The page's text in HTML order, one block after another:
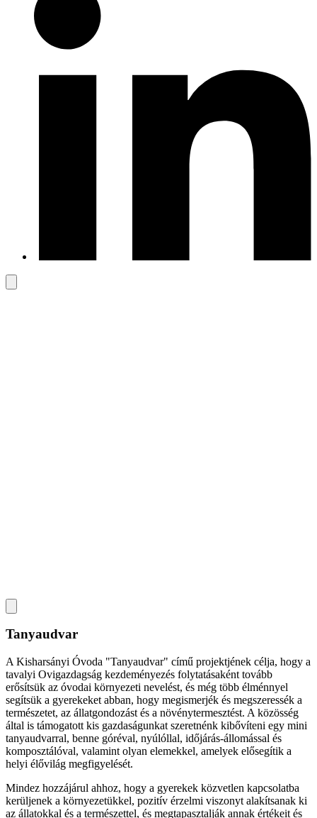
Tanyaudvar
A Kisharsányi Óvoda "Tanyaudvar" című projektjének célja, hogy a
tavalyi Ovigazdagság kezdeményezés folytatásaként tovább
erősítsük az óvodai környezeti nevelést, és még több élménnyel
segítsük a gyerekeket abban, hogy megismerjék és megszeressék a
természetet, az állatgondozást és a növénytermesztést. A közösség
által is támogatott kis gazdaságunkat szeretnénk kibővíteni egy mini
tanyaudvarral, benne góréval, nyúlóllal, időjárás‑állomással és
komposztálóval, valamint olyan elemekkel, amelyek elősegítik a
helyi élővilág megfigyelését.
Mindez hozzájárul ahhoz, hogy a gyerekek közvetlen kapcsolatba
kerüljenek a környezetükkel, pozitív érzelmi viszonyt alakítsanak ki
az állatokkal és a természettel, és megtapasztalják annak értékeit és